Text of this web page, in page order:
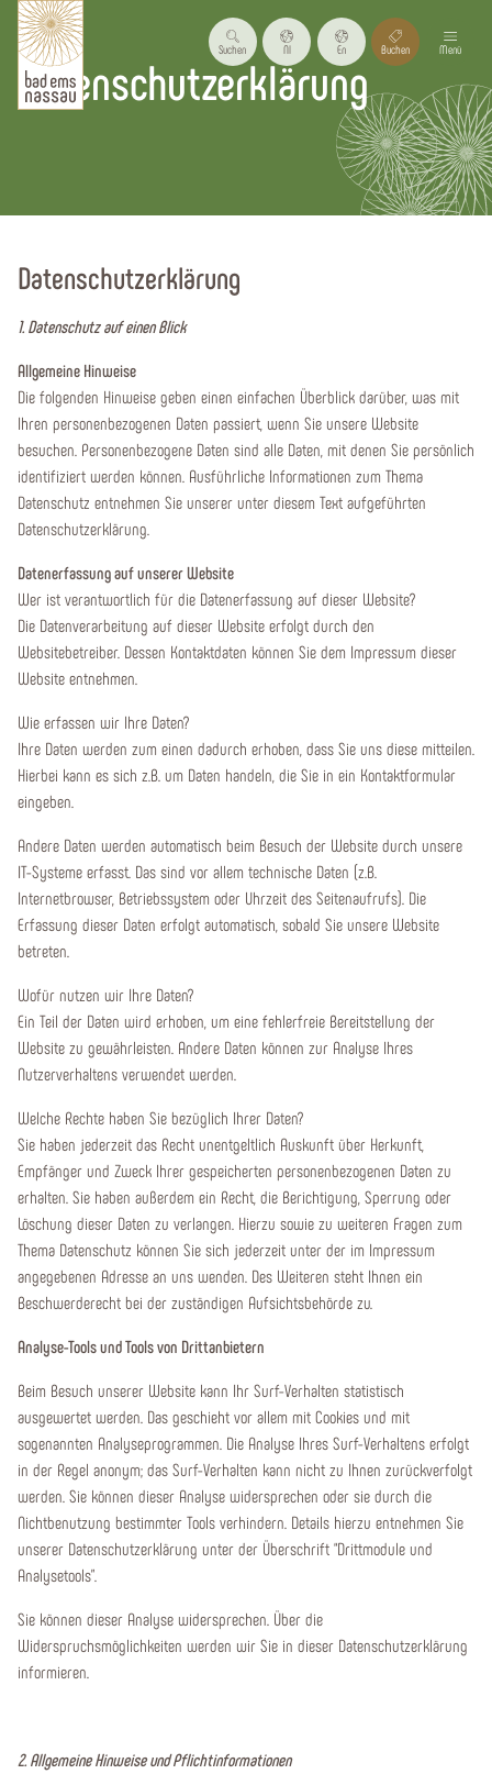
Suchen Nl En Buchen Menü
Datenschutzerklärung
Datenschutzerklärung
1. Datenschutz auf einen Blick
Allgemeine Hinweise
Die folgenden Hinweise geben einen einfachen Überblick darüber, was mit
Ihren personenbezogenen Daten passiert, wenn Sie unsere Website
besuchen. Personenbezogene Daten sind alle Daten, mit denen Sie persönlich
identifiziert werden können. Ausführliche Informationen zum Thema
Datenschutz entnehmen Sie unserer unter diesem Text aufgeführten
Datenschutzerklärung.
Datenerfassung auf unserer Website
Wer ist verantwortlich für die Datenerfassung auf dieser Website?
Die Datenverarbeitung auf dieser Website erfolgt durch den
Websitebetreiber. Dessen Kontaktdaten können Sie dem Impressum dieser
Website entnehmen.
Wie erfassen wir Ihre Daten?
Ihre Daten werden zum einen dadurch erhoben, dass Sie uns diese mitteilen.
Hierbei kann es sich z.B. um Daten handeln, die Sie in ein Kontaktformular
eingeben.
Andere Daten werden automatisch beim Besuch der Website durch unsere
IT-Systeme erfasst. Das sind vor allem technische Daten (z.B.
Internetbrowser, Betriebssystem oder Uhrzeit des Seitenaufrufs). Die
Erfassung dieser Daten erfolgt automatisch, sobald Sie unsere Website
betreten.
Wofür nutzen wir Ihre Daten?
Ein Teil der Daten wird erhoben, um eine fehlerfreie Bereitstellung der
Website zu gewährleisten. Andere Daten können zur Analyse Ihres
Nutzerverhaltens verwendet werden.
Welche Rechte haben Sie bezüglich Ihrer Daten?
Sie haben jederzeit das Recht unentgeltlich Auskunft über Herkunft,
Empfänger und Zweck Ihrer gespeicherten personenbezogenen Daten zu
erhalten. Sie haben außerdem ein Recht, die Berichtigung, Sperrung oder
Löschung dieser Daten zu verlangen. Hierzu sowie zu weiteren Fragen zum
Thema Datenschutz können Sie sich jederzeit unter der im Impressum
angegebenen Adresse an uns wenden. Des Weiteren steht Ihnen ein
Beschwerderecht bei der zuständigen Aufsichtsbehörde zu.
Analyse-Tools und Tools von Drittanbietern
Beim Besuch unserer Website kann Ihr Surf-Verhalten statistisch
ausgewertet werden. Das geschieht vor allem mit Cookies und mit
sogenannten Analyseprogrammen. Die Analyse Ihres Surf-Verhaltens erfolgt
in der Regel anonym; das Surf-Verhalten kann nicht zu Ihnen zurückverfolgt
werden. Sie können dieser Analyse widersprechen oder sie durch die
Nichtbenutzung bestimmter Tools verhindern. Details hierzu entnehmen Sie
unserer Datenschutzerklärung unter der Überschrift “Drittmodule und
Analysetools”.
Sie können dieser Analyse widersprechen. Über die
Widerspruchsmöglichkeiten werden wir Sie in dieser Datenschutzerklärung
informieren.
2. Allgemeine Hinweise und Pflichtinformationen